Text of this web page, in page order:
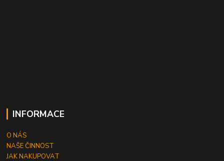
INFORMACE
O NÁS
NAŠE ČINNOST
JAK NAKUPOVAT